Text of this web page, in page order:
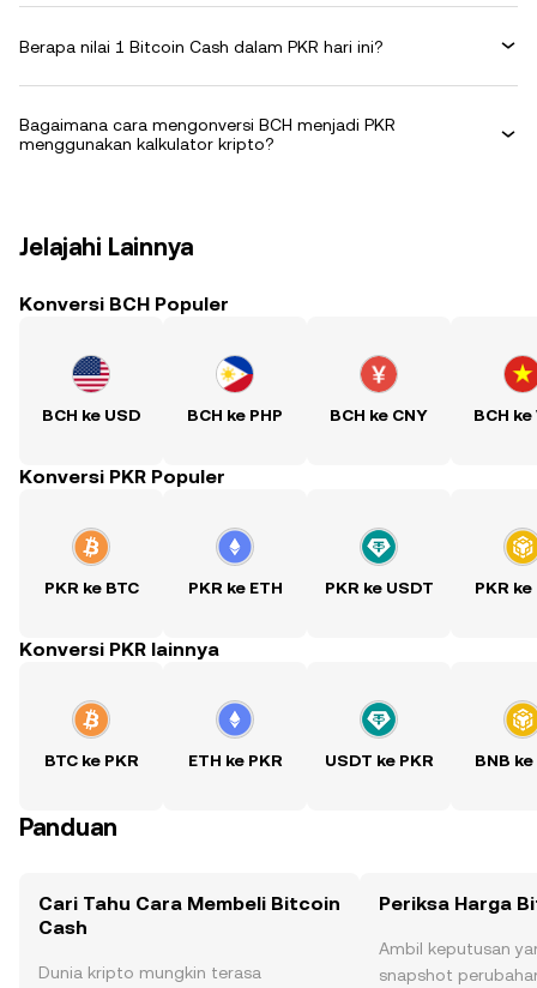
Berapa nilai 1 Bitcoin Cash dalam PKR hari ini?
Bagaimana cara mengonversi BCH menjadi PKR
menggunakan kalkulator kripto?
Jelajahi Lainnya
Konversi BCH Populer
BCH ke USD BCH ke PHP BCH ke CNY BCH ke
Konversi PKR Populer
PKR ke BTC PKR ke ETH PKR ke USDT PKR ke
Konversi PKR lainnya
BTC ke PKR ETH ke PKR USDT ke PKR BNB ke
Panduan
Cari Tahu Cara Membeli Bitcoin
Cash
Dunia kripto mungkin terasa
Periksa Harga
Ambil keputusan
snapshot